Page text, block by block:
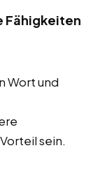
Fähigkeiten
Wort und
sein.